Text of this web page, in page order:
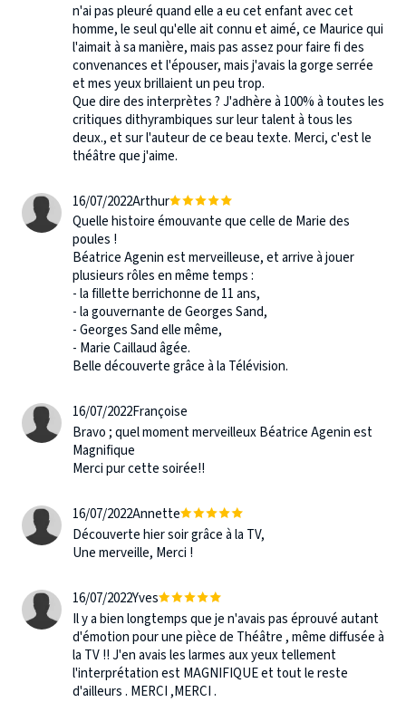
n'ai pas pleuré quand elle a eu cet enfant avec cet
homme, le seul qu'elle ait connu et aimé, ce Maurice qui
l'aimait à sa manière, mais pas assez pour faire fi des
convenances et l'épouser, mais j'avais la gorge serrée
et mes yeux brillaient un peu trop.
Que dire des interprètes ? J'adhère à 100% à toutes les
critiques dithyrambiques sur leur talent à tous les
deux., et sur l'auteur de ce beau texte. Merci, c'est le
théâtre que j'aime.
16/07/2022Arthur
Quelle histoire émouvante que celle de Marie des
poules !
Béatrice Agenin est merveilleuse, et arrive à jouer
plusieurs rôles en même temps :
- la fillette berrichonne de 11 ans,
- la gouvernante de Georges Sand,
- Georges Sand elle même,
- Marie Caillaud âgée.
Belle découverte grâce à la Télévision.
16/07/2022Françoise
Bravo ; quel moment merveilleux Béatrice Agenin est
Magnifique
Merci pur cette soirée!!
16/07/2022Annette
Découverte hier soir grâce à la TV,
Une merveille, Merci !
16/07/2022Yves
Il y a bien longtemps que je n'avais pas éprouvé autant
d'émotion pour une pièce de Théâtre , même diffusée à
la TV !! J'en avais les larmes aux yeux tellement
l'interprétation est MAGNIFIQUE et tout le reste
d'ailleurs . MERCI ,MERCI .